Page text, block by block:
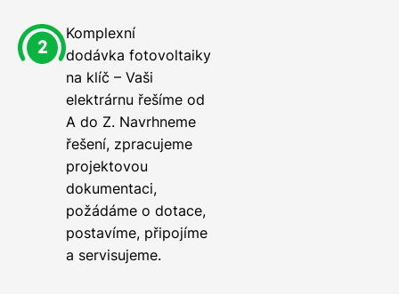
Komplexní
dodávka fotovoltaiky
na klíč – Vaši
elektrárnu řešíme od
A do Z. Navrhneme
řešení, zpracujeme
projektovou
dokumentaci,
požádáme o dotace,
postavíme, připojíme
a servisujeme.